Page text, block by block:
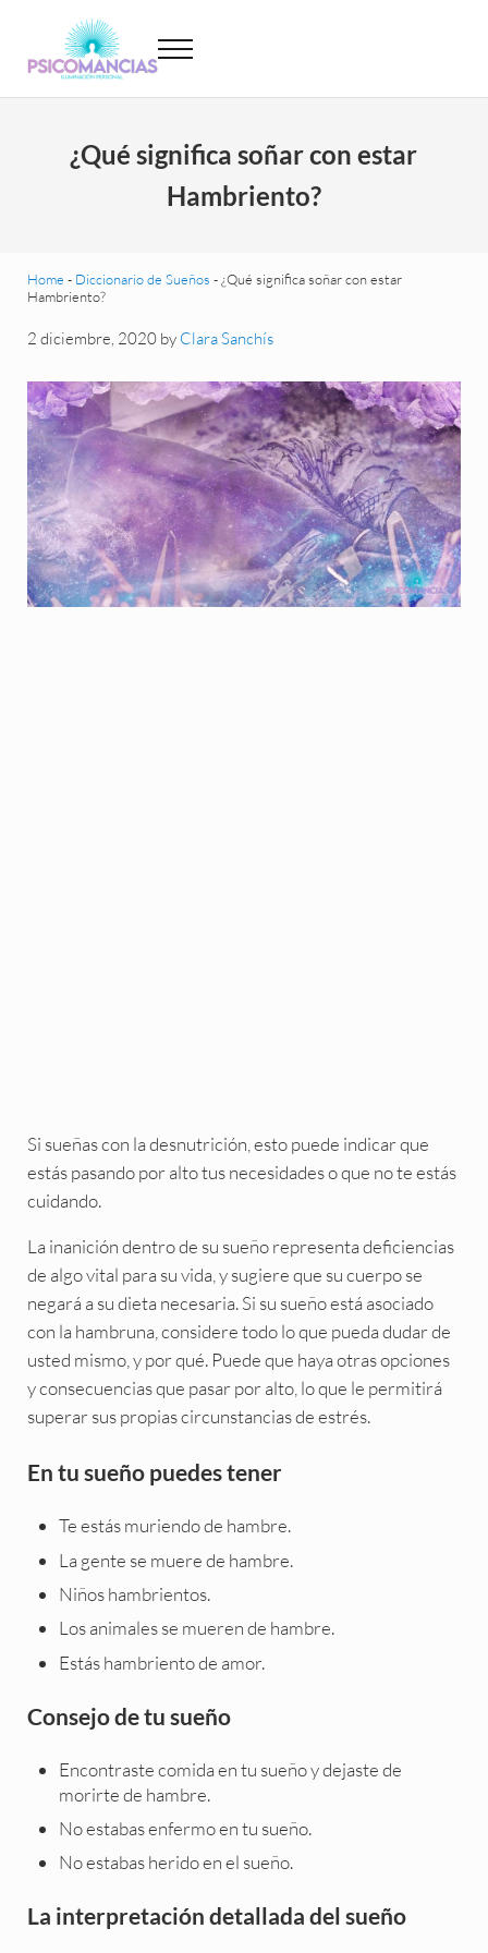
Psicomancias
Menu
¿Qué significa soñar con estar
Hambriento?
Home - Diccionario de Sueños -¿Qué significa soñar con estar
Hambriento?
2 diciembre, 2020 by Clara Sanchís
Si sueñas con la desnutrición, esto puede indicar que
estás pasando por alto tus necesidades o que no te estás
cuidando.
La inanición dentro de su sueño representa deficiencias
de algo vital para su vida, y sugiere que su cuerpo se
negará a su dieta necesaria. Si su sueño está asociado
con la hambruna, considere todo lo que pueda dudar de
usted mismo, y por qué. Puede que haya otras opciones
y consecuencias que pasar por alto, lo que le permitirá
superar sus propias circunstancias de estrés.
En tu sueño puedes tener
Te estás muriendo de hambre.
La gente se muere de hambre.
Niños hambrientos.
Los animales se mueren de hambre.
Estás hambriento de amor.
Consejo de tu sueño
Encontraste comida en tu sueño y dejaste de
morirte de hambre.
No estabas enfermo en tu sueño.
No estabas herido en el sueño.
La interpretación detallada del sueño